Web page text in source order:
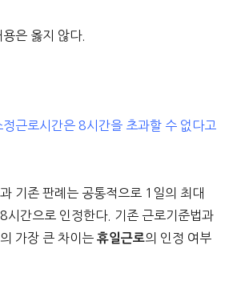
은 옳지 않다.
근로시간은 8시간을 초과할 수 없다고
기존 판례는 공통적으로 1일의 최대
시간으로 인정한다. 기존 근로기준법과
가장 큰 차이는 휴일근로의 인정 여부